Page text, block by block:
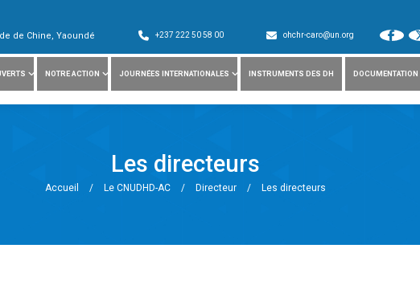
de Chine, Yaoundé +237 222 50 58 00 ohchr-caro@un.org
NOTRE ACTION JOURNÉES INTERNATIONALES INSTRUMENTS DES DH DOCUMENTATION
Les directeurs
Accueil / Le CNUDHD-AC / Directeur / Les directeurs